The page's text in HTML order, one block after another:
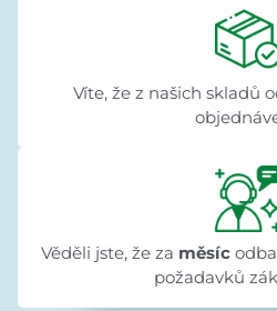
Víte, že z našich skladů
Věděli jste, že za měsíc
požadavků